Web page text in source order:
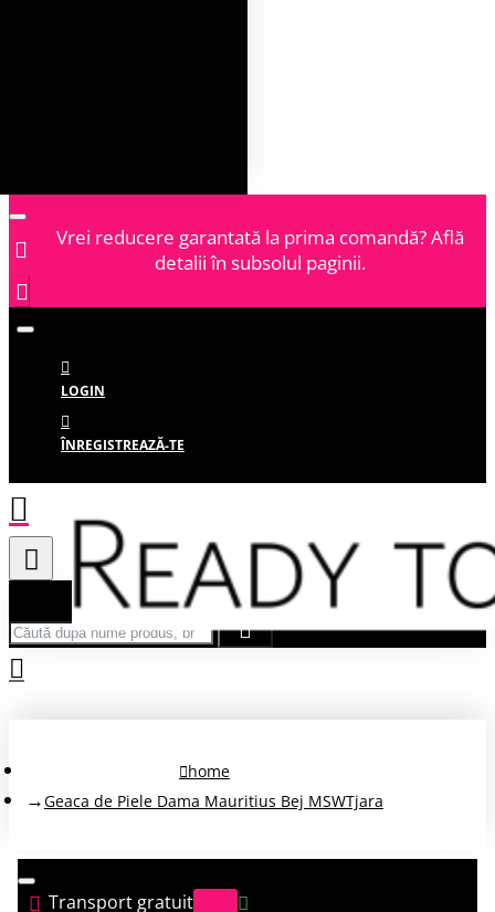
Vrei reducere garantată la prima comandă? Află
detalii în subsolul paginii.
LOGIN
ÎNREGISTREAZĂ-TE
Căută după nume produs, brand...
home
Geaca de Piele Dama Mauritius Bej MSWTjara
Transport gratuit